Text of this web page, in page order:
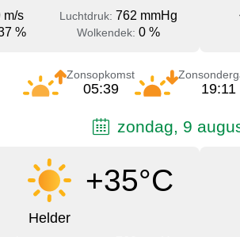
m/s Luchtdruk: 762 mmHg
% Wolkendek: 0 %
Zonsopkomst
05:39 19:11
zondag, 9
+35°C
Helder